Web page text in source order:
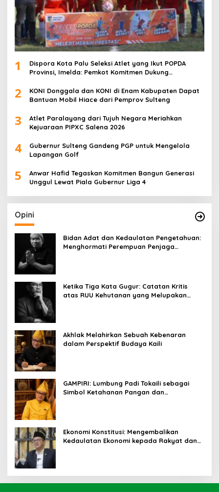
1
Dispora Kota Palu Seleksi Atlet yang Ikut POPDA
Provinsi, Imelda: Pemkot Komitmen Dukung
2
KONI Donggala dan KONI di Enam Kabupaten Dapat
Bantuan Mobil Hiace dari Pemprov Sulteng
3
Atlet Paralayang dari Tujuh Negara Meriahkan
Kejuaraan PIPXC Salena 2026
4
Gubernur Sulteng Gandeng PGP untuk Mengelola
Lapangan Golf
5
Anwar Hafid Tegaskan Komitmen Bangun Generasi
Unggul Lewat Piala Gubernur Liga 4
Opini
Bidan Adat dan Kedaulatan Pengetahuan:
Menghormati Perempuan Penjaga
Ketika Tiga Kata Gugur: Catatan Kritis
atas RUU Kehutanan yang Melupakan
Akhlak Melahirkan Sebuah Kebenaran
dalam Perspektif Budaya Kaili
GAMPIRI: Lumbung Padi Tokaili sebagai
Simbol Ketahanan Pangan dan
Ekonomi Konstitusi: Mengembalikan
Kedaulatan Ekonomi kepada Rakyat dan